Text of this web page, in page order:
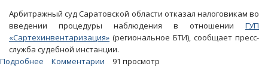
Арбитражный суд Саратовской области отказал налоговикам во
введении процедуры наблюдения в отношении ГУП
«Сартехинвентаризация» (региональное БТИ), сообщает пресс-
служба судебной инстанции.
Подробнее
Комментарии 91 просмотр